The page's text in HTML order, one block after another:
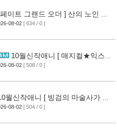
이트 그랜드 오더 ] 산의 노인 신
개 [16]
08-02 [ 634 / 0 ]
10월신작애니 [ 매지컬★익스플
상 공개 [11]
08-02 [ 508 / 0 ]
월신작애니 [ 빙검의 마술사가 세
] 2기 PV 영상 공개
08-02 [ 504 / 0 ]